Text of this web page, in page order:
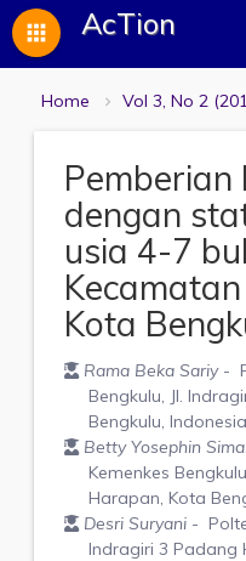
AcTion
apps
Home Vol 3, No 2
Pemberian
dengan
usia 4-7
Kota
Rama Beka Sariy-
Bengkulu, Jl.
Bengkulu, Indonesia
Betty Yosephin
Kemenkes
Harapan, Kota
Desri Suryani-
Indragiri 3 Padang